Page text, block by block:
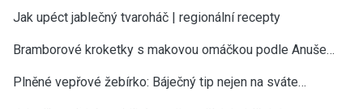
Jak upéct jablečný tvaroháč | regionální recepty
Bramborové kroketky s makovou omáčkou podle Anuše…
Plněné vepřové žebírko: Báječný tip nejen na sváte…